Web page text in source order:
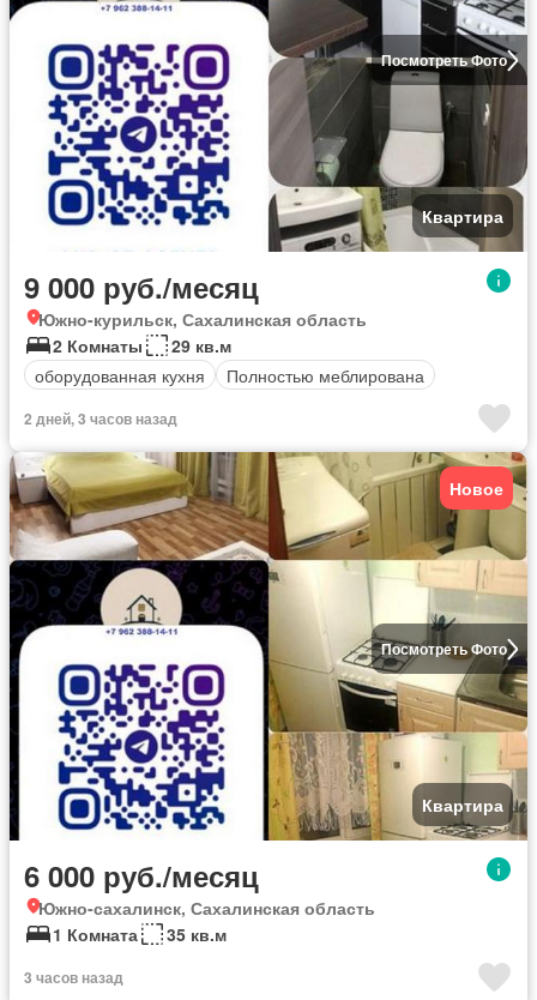
Посмотреть Фото
Квартира
9 000 руб./месяц
Южно-курильск, Сахалинская область
2 Комнаты
29 кв.м
оборудованная кухня
Полностью меблирована
2 дней, 3 часов назад
Посмотреть Фото
Новое
Квартира
6 000 руб./месяц
Южно-сахалинск, Сахалинская область
1 Комната
35 кв.м
3 часов назад